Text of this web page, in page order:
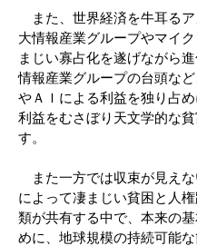
また、世界経済を牛耳る
大情報産業グループやマイ
まじい寡占化を遂げながら
情報産業グループの台頭な
やＡＩによる利益を独り占
利益をむさぼり天文学的な
す。
また一方では収束が見え
によって凄まじい貧困と人
類が共有する中で、本来の
めに、地球規模の持続可能